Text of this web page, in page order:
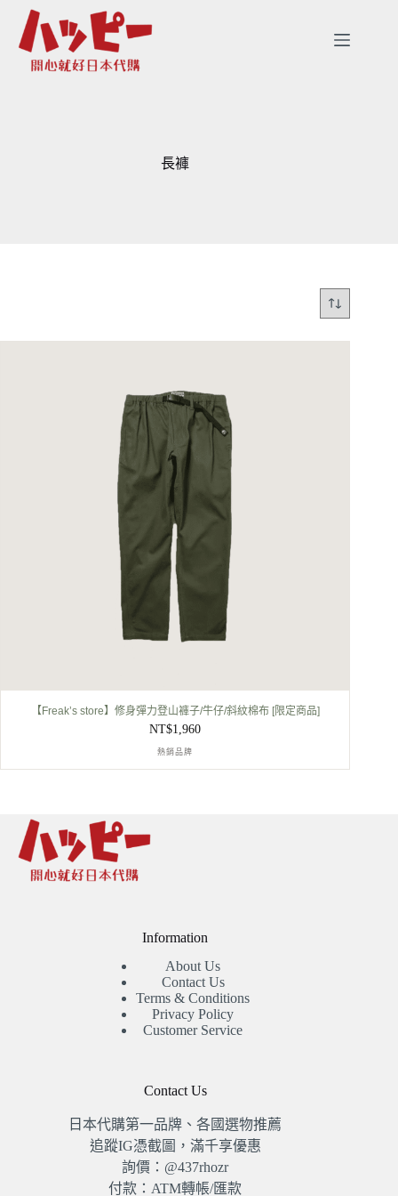
長褲
【Freak’s store】修身彈力登山褲子/牛仔/斜紋棉布 [限定商品]
NT$1,960
熱銷品牌
Information
About Us
Contact Us
Terms & Conditions
Privacy Policy
Customer Service
Contact Us
日本代購第一品牌、各國選物推薦
追蹤IG憑截圖，滿千享優惠
詢價：@437rhozr
付款：ATM轉帳/匯款